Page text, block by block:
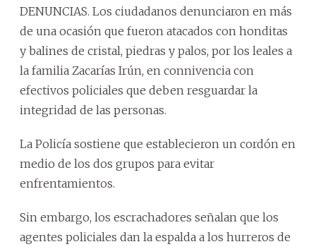
DENUNCIAS. Los ciudadanos denunciaron en más
de una ocasión que fueron atacados con honditas
y balines de cristal, piedras y palos, por los leales a
la familia Zacarías Irún, en connivencia con
efectivos policiales que deben resguardar la
integridad de las personas.
La Policía sostiene que establecieron un cordón en
medio de los dos grupos para evitar
enfrentamientos.
Sin embargo, los escrachadores señalan que los
agentes policiales dan la espalda a los hurreros de